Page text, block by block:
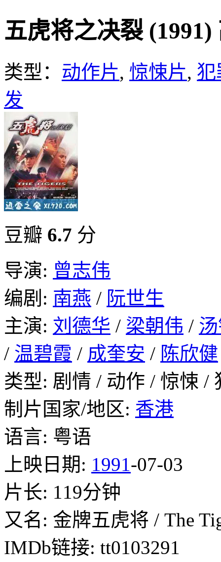
五虎将之决裂
类型： 动作片, 惊悚片, 犯
发
豆瓣 6.7 分
导演: 曾志伟
编剧: 南燕 / 阮世生
主演: 刘德华 / 梁朝伟 /
/ 温碧霞 / 成奎安 / 陈欣健
类型: 剧情 / 动作 / 惊悚 /
制片国家/地区: 香港
语言: 粤语
上映日期: 1991-07-03
片长: 119分钟
又名: 金牌五虎将 / The
IMDb链接: tt0103291